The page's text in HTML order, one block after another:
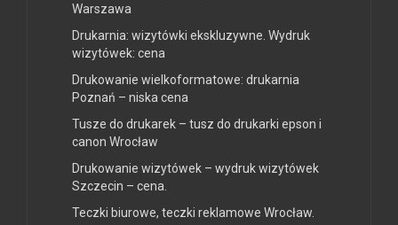
Warszawa
Drukarnia: wizytówki ekskluzywne. Wydruk
wizytówek: cena
Drukowanie wielkoformatowe: drukarnia
Poznań – niska cena
Tusze do drukarek – tusz do drukarki epson i
canon Wrocław
Drukowanie wizytówek – wydruk wizytówek
Szczecin – cena.
Teczki biurowe, teczki reklamowe Wrocław.